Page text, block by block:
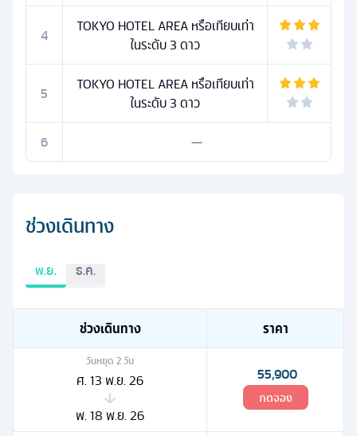
4
TOKYO HOTEL AREA หรือเทียบเท่า
ในระดับ 3 ดาว
5
TOKYO HOTEL AREA หรือเทียบเท่า
ในระดับ 3 ดาว
6
—
ช่วงเดินทาง
พ.ย. ธ.ค.
ช่วงเดินทาง ราคา
วันหยุด 2วัน
ศ. 13 พ.ย. 26
พ. 18 พ.ย. 26
55,900
กดจอง